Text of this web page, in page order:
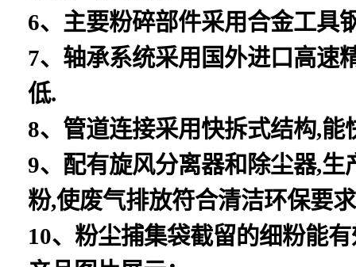
6、主要粉碎部件采用合金工具
7、轴承系统采用国外进口高速
低.
8、管道连接采用快拆式结构,
9、配有旋风分离器和除尘器,
粉,使废气排放符合清洁环保要
10、粉尘捕集袋截留的细粉能